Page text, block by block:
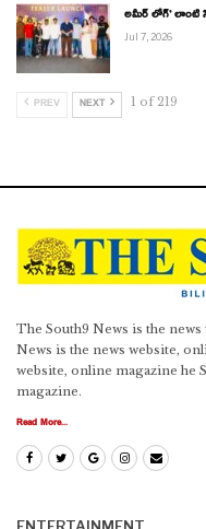
అమీర్ లోగ్’ లాంటి
Jul 7, 2026
PREV NEXT 1 of 219
The South9 News is the
News is the news website,
website, online magazine he
magazine.
Read More...
ENTERTAINMENT